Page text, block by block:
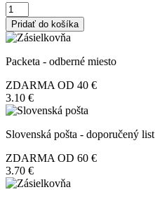
množstvo
Rybí
olej
Omega3-
HP
270ml,
Nutraceutica
Pridať do košíka
Packeta - odberné miesto
ZDARMA OD 40 €
3.10 €
Slovenská pošta - doporučený list
ZDARMA OD 60 €
3.70 €